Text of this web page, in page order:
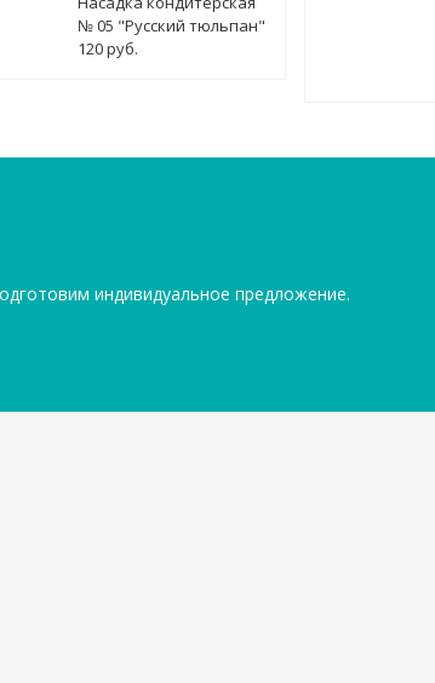
№ 05 "Русский тюльпан"
120 руб.
индивидуальное предложение.